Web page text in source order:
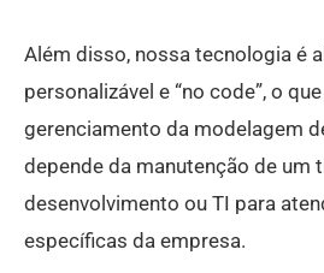
Além disso, nossa tecnologia é
personalizável e “no code”, o
gerenciamento da modelagem
depende da manutenção de um
desenvolvimento ou TI para
específicas da empresa.